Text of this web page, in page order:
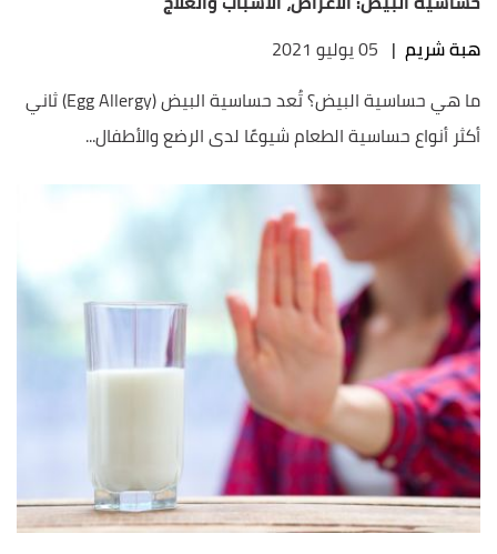
هبة شريم | 05 يوليو 2021
ما هي حساسية البيض؟ تُعد حساسية البيض (Egg Allergy) ثاني
أكثر أنواع حساسية الطعام شيوعًا لدى الرضع والأطفال...